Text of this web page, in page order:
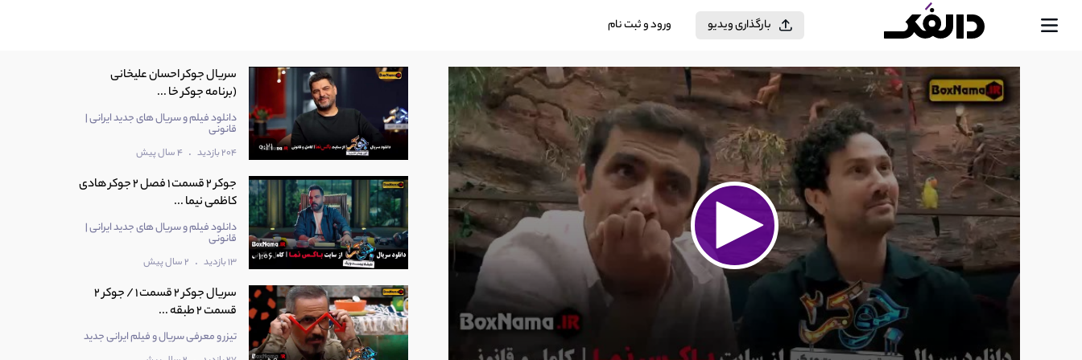
بارگذاری ویدیو ورود و ثبت نام
0:21
سریال جوکر احسان علیخانی
(برنامه جوکر خا ...
دانلود فیلم و سریال های جدید ایرانی |
قانونی
204 بازدید . 4 سال پیش
1:06
جوکر 2 قسمت 1 فصل 2 جوکر هادی
کاظمی نیما ...
دانلود فیلم و سریال های جدید ایرانی |
قانونی
13 بازدید . 2 سال پیش
سریال جوکر 2 قسمت 1 / جوکر 2
قسمت 2 طبقه ...
تیزر و معرفی سریال و فیلم ایرانی جدید